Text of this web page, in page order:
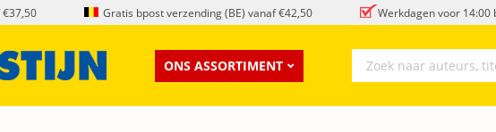
Gratis bpost verzending (BE) vanaf €42,50 Werkdagen voor 14:00
ONS ASSORTIMENT